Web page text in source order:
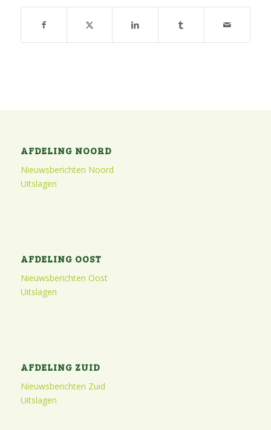
AFDELING NOORD
Nieuwsberichten Noord
Uitslagen
AFDELING OOST
Nieuwsberichten Oost
Uitslagen
AFDELING ZUID
Nieuwsberichten Zuid
Uitslagen